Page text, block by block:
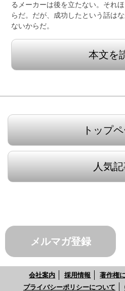
るメーカーは後を立たない。それ
らだ。だが、成功したという話は
ないからだ。
本文を
トップ
人気
メルマガ登録
会社案内 採用情報 著作権
プライバシーポリシーについて